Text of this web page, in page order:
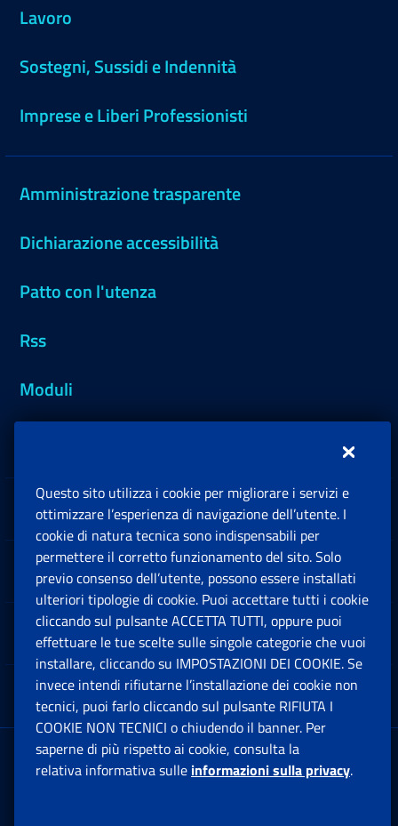
Lavoro
Sostegni, Sussidi e Indennità
Imprese e Liberi Professionisti
Amministrazione trasparente
Dichiarazione accessibilità
Patto con l'utenza
Rss
Moduli
Sedi e Contatti
Software
Note Legali
App mobile
Sede Legale : Via Ciro il Grande, 21
00144 Roma
Questo sito utilizza i cookie per migliorare i servizi e
ottimizzare l’esperienza di navigazione dell’utente. I
cookie di natura tecnica sono indispensabili per
permettere il corretto funzionamento del sito. Solo
previo consenso dell’utente, possono essere installati
ulteriori tipologie di cookie. Puoi accettare tutti i cookie
cliccando sul pulsante ACCETTA TUTTI, oppure puoi
effettuare le tue scelte sulle singole categorie che vuoi
installare, cliccando su IMPOSTAZIONI DEI COOKIE. Se
invece intendi rifiutarne l’installazione dei cookie non
tecnici, puoi farlo cliccando sul pulsante RIFIUTA I
COOKIE NON TECNICI o chiudendo il banner. Per
saperne di più rispetto ai cookie, consulta la
relativa informativa sulle informazioni sulla privacy.